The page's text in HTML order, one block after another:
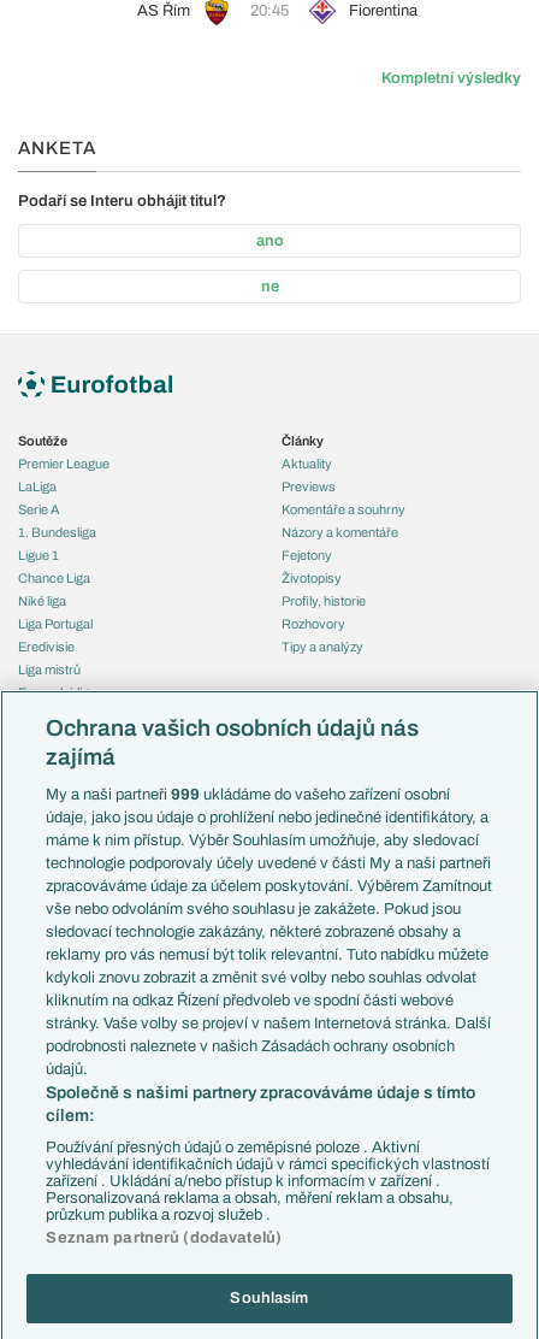
AS Řím 20:45 Fiorentina
Kompletní výsledky
ANKETA
Podaří se Interu obhájit titul?
ano
ne
Soutěže
Premier League
LaLiga
Serie A
1. Bundesliga
Ligue 1
Chance Liga
Niké liga
Liga Portugal
Eredivisie
Liga mistrů
Evropská liga
Mistrovství světa
Liga národů
Témata
Představení týmů MS
EuroSkauting
PL v kostce
Evropské koeficienty
Přestupy
Přestupové spekulace
Zranění
Kluby
Arsenal FC
Chelsea FC
Manchester United
AC Milán
Juventus FC
Bayern Mnichov
FC Barcelona
Real Madrid
Články
Aktuality
Previews
Komentáře a souhrny
Názory a komentáře
Fejetony
Životopisy
Profily, historie
Rozhovory
Tipy a analýzy
Česko
Francie
Itálie
Německo
Španělsko
Argentina
Brazílie
Přestupy
Zápasy
Livescore
Tipovací soutěž
Copyright © 2001-2026 EuroFotbal.cz. Využíváme zpravodajství ČTK.
Ochrana vašich osobních údajů nás
zajímá
My a naši partneři999 ukládáme do vašeho zařízení osobní
údaje, jako jsou údaje o prohlížení nebo jedinečné identifikátory, a
máme k nim přístup. Výběr Souhlasím umožňuje, aby sledovací
technologie podporovaly účely uvedené v části My a naši partneři
zpracováváme údaje za účelem poskytování. Výběrem Zamítnout
vše nebo odvoláním svého souhlasu je zakážete. Pokud jsou
sledovací technologie zakázány, některé zobrazené obsahy a
reklamy pro vás nemusí být tolik relevantní. Tuto nabídku můžete
kdykoli znovu zobrazit a změnit své volby nebo souhlas odvolat
kliknutím na odkaz Řízení předvoleb ve spodní části webové
stránky. Vaše volby se projeví v našem Internetová stránka. Další
podrobnosti naleznete v našich Zásadách ochrany osobních
údajů.
Společně s našimi partnery zpracováváme údaje s tímto
cílem:
Používání přesných údajů o zeměpisné poloze . Aktivní
vyhledávání identifikačních údajů v rámci specifických vlastností
zařízení . Ukládání a/nebo přístup k informacím v zařízení .
Personalizovaná reklama a obsah, měření reklam a obsahu,
průzkum publika a rozvoj služeb .
Seznam partnerů (dodavatelů)
Souhlasím